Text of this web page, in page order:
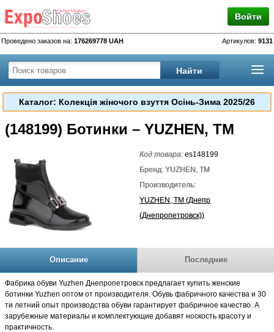
Войти
Проведено заказов на: 176269778 UAH Артикулов: 9131
Каталог: Колекція жіночого взуття Осінь-Зима 2025/26
(148199) Ботинки – YUZHEN, TM
Код товара:es148199
Бренд: YUZHEN, TM
Производитель:
YUZHEN, TM (Днепр
(Днепропетровск))
Описание Последние
Фабрика обуви Yuzhen Днепропетровск предлагает купить женские
ботинки Yuzhen оптом от производителя. Обувь фабричного качества и 30
ти летний опыт производства обуви гарантирует фабричное качество. А
зарубежные материалы и комплектующие добавят носкость красоту и
практичность.